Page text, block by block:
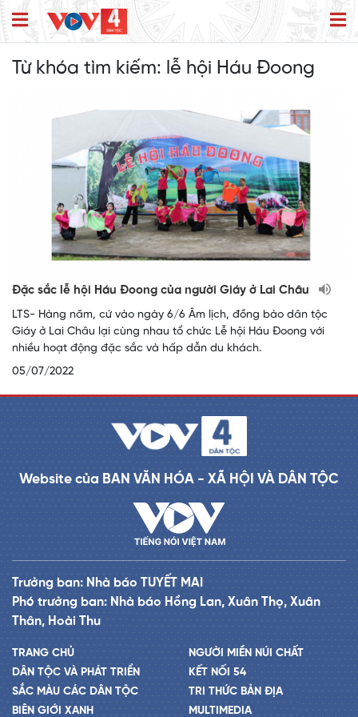
Từ khóa tìm kiếm: lễ hội Háu Đoong
Đặc sắc lễ hội Háu Đoong của người Giáy ở Lai Châu
LTS- Hàng năm, cứ vào ngày 6/6 Âm lịch, đồng bào dân tộc
Giáy ở Lai Châu lại cùng nhau tổ chức Lễ hội Háu Đoong với
nhiều hoạt động đặc sắc và hấp dẫn du khách.
05/07/2022
Website của BAN VĂN HÓA - XÃ HỘI VÀ DÂN TỘC
Trưởng ban: Nhà báo TUYẾT MAI
Phó trưởng ban: Nhà báo Hồng Lan, Xuân Thọ, Xuân
Thân, Hoài Thu
TRANG CHỦ
DÂN TỘC VÀ PHÁT TRIỂN
SẮC MÀU CÁC DÂN TỘC
BIÊN GIỚI XANH
NGƯỜI MIỀN NÚI CHẤT
KẾT NỐI 54
TRI THỨC BẢN ĐỊA
MULTIMEDIA